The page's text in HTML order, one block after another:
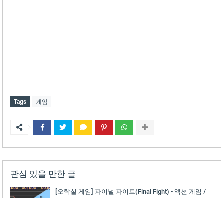
Tags 게임
관심 있을 만한 글
[오락실 게임] 파이널 파이트(Final Fight) - 액션 게임 /